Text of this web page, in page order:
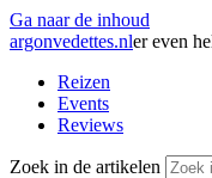
Ga naar de inhoud
argonvedettes.nler even
Reizen
Events
Reviews
Zoek in de artikelen